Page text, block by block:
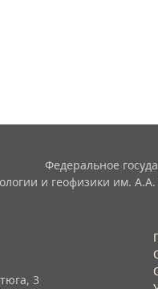
Федеральное
и геофизики им.
3